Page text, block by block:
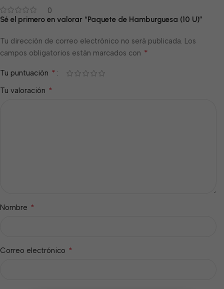
0
Sé el primero en valorar “Paquete de Hamburguesa (10 U)”
Tu dirección de correo electrónico no será publicada. Los
campos obligatorios están marcados con *
Tu puntuación *
Tu valoración *
Nombre *
Correo electrónico *